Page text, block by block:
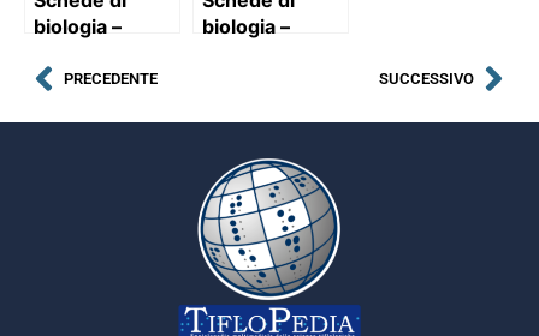
biologia –
biologia –
PRECEDENTE SUCCESSIVO